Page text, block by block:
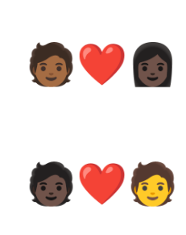
🧑🏾‍❤️‍👩🏿
🧑🏿‍❤️‍🧑